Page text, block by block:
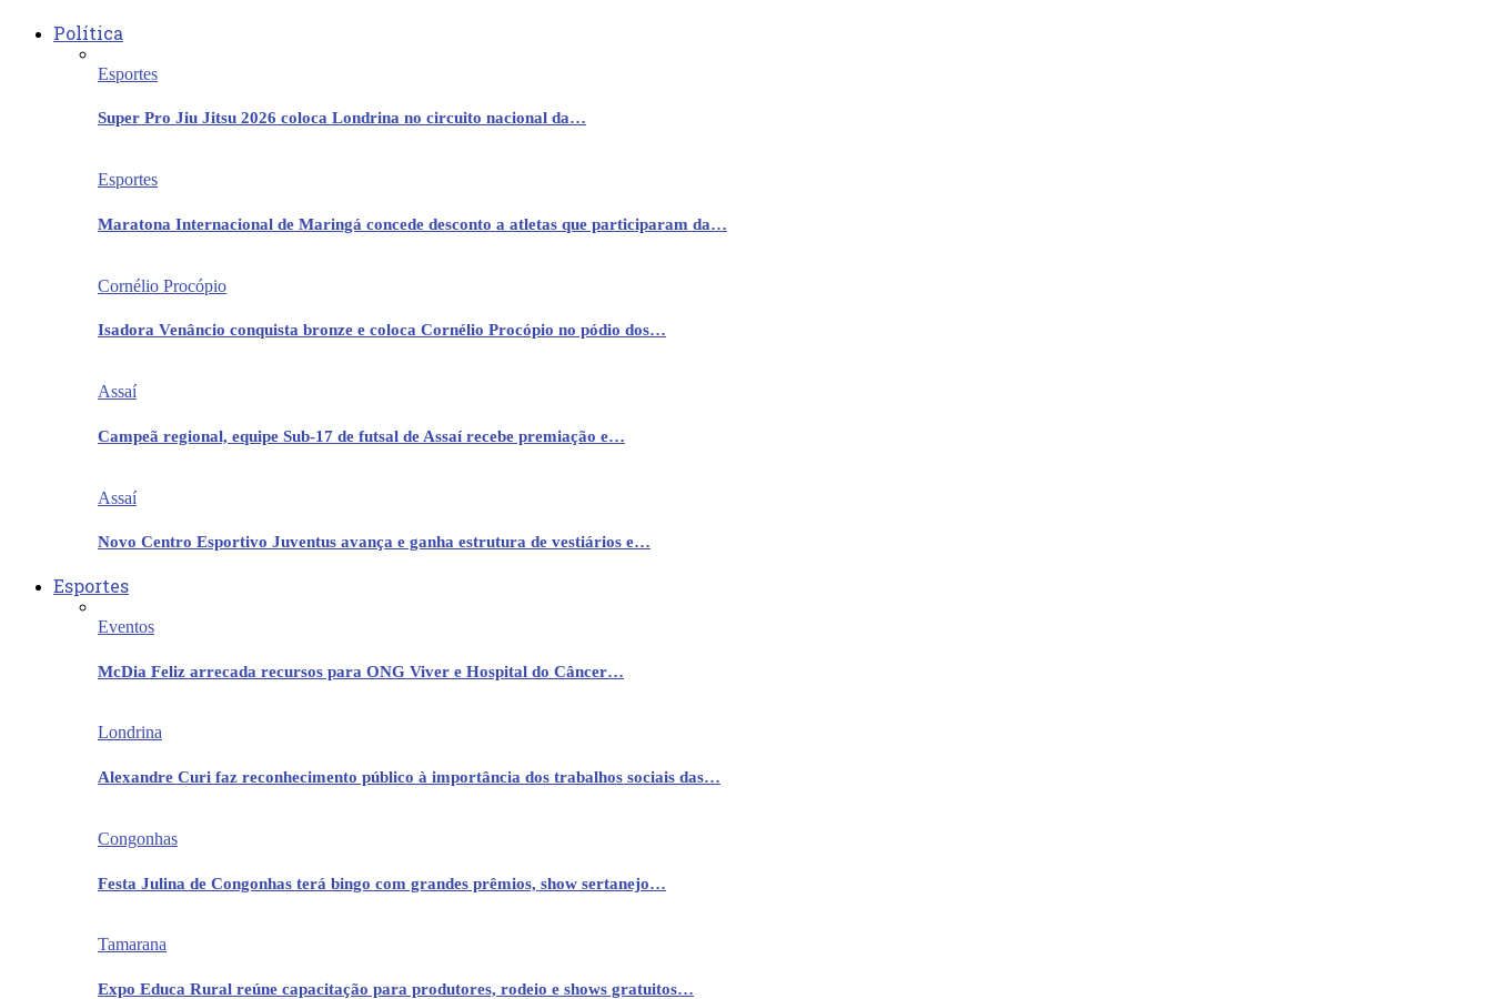
Política
Esportes
Super Pro Jiu Jitsu 2026 coloca Londrina no circuito nacional da…
Esportes
Maratona Internacional de Maringá concede desconto a atletas que participaram da…
Cornélio Procópio
Isadora Venâncio conquista bronze e coloca Cornélio Procópio no pódio dos…
Assaí
Campeã regional, equipe Sub-17 de futsal de Assaí recebe premiação e…
Assaí
Novo Centro Esportivo Juventus avança e ganha estrutura de vestiários e…
Esportes
Eventos
McDia Feliz arrecada recursos para ONG Viver e Hospital do Câncer…
Londrina
Alexandre Curi faz reconhecimento público à importância dos trabalhos sociais das…
Congonhas
Festa Julina de Congonhas terá bingo com grandes prêmios, show sertanejo…
Tamarana
Expo Educa Rural reúne capacitação para produtores, rodeio e shows gratuitos…